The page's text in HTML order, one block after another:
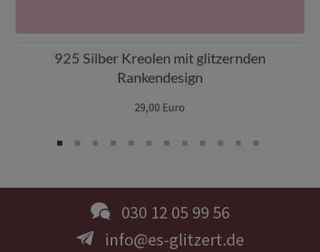
925 Silber Kreolen mit glitzernden
Rankendesign
29,00 Euro
030 12 05 99 56
info@es-glitzert.de